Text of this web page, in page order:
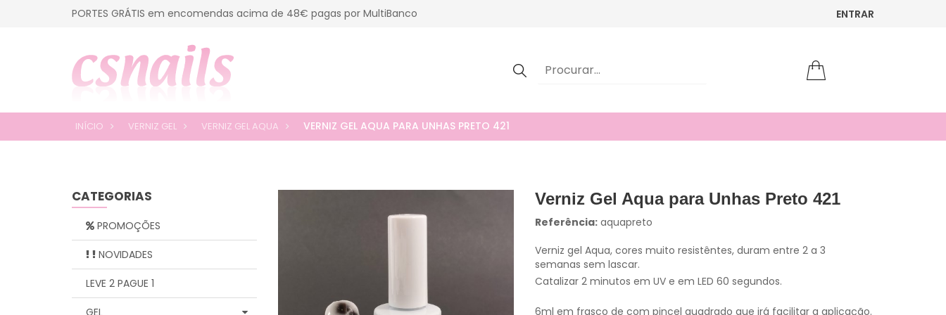
PORTES GRÁTIS em encomendas acima de 48€ pagas por MultiBanco ENTRAR
INÍCIO VERNIZ GEL VERNIZ GEL AQUA VERNIZ GEL AQUA PARA UNHAS PRETO 421
CATEGORIAS
PROMOÇÕES
NOVIDADES
LEVE 2 PAGUE 1
Verniz Gel Aqua para Unhas Preto 421
Referência: aquapreto
Verniz gel Aqua, cores muito resistêntes, duram entre 2 a 3
semanas sem lascar.
Catalizar 2 minutos em UV e em LED 60 segundos.
6ml em frasco de com pincel quadrado que irá facilitar a aplicação.